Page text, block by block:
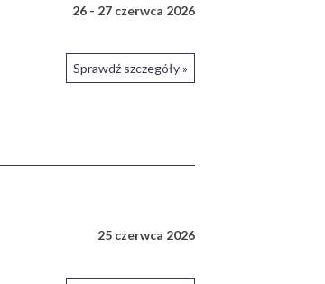
26 - 27 czerwca 2026
Sprawdź szczegóły »
25 czerwca 2026